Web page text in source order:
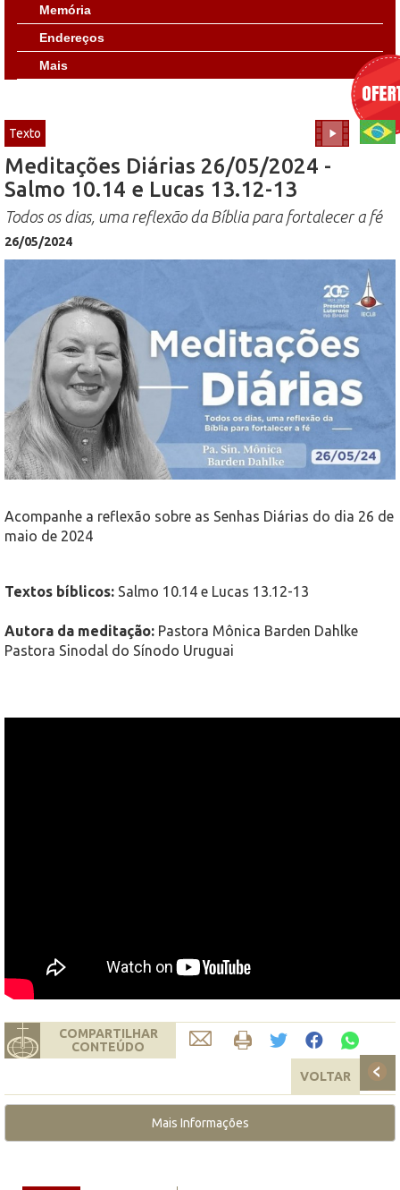
Memória
Endereços
Mais
Texto
Meditações Diárias 26/05/2024 -
Salmo 10.14 e Lucas 13.12-13
Todos os dias, uma reflexão da Bíblia para fortalecer a fé
26/05/2024
Acompanhe a reflexão sobre as Senhas Diárias do dia 26 de
maio de 2024
Textos bíblicos: Salmo 10.14 e Lucas 13.12-13
Autora da meditação: Pastora Mônica Barden Dahlke
Pastora Sinodal do Sínodo Uruguai
COMPARTILHAR
CONTEÚDO
VOLTAR
Mais Informações